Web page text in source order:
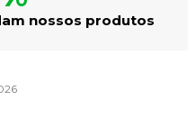
nossos produtos